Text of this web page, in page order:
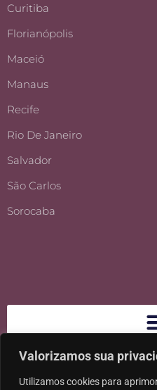
Valorizamos sua
Utilizamos cookies para
Curitiba
Florianópolis
Maceió
Manaus
Recife
Rio De Janeiro
Salvador
São Carlos
Sorocaba